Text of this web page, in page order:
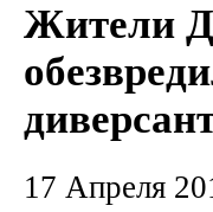
Жители
17 Апреля